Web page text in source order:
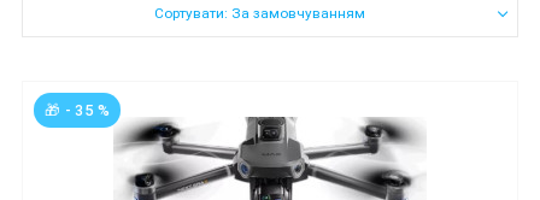
Сортувати: За замовчуванням
🎁 - 35 %